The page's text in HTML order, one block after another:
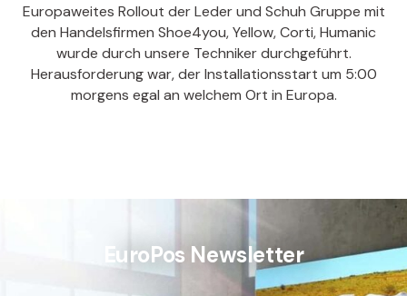
Europaweites Rollout der Leder und Schuh Gruppe mit
den Handelsfirmen Shoe4you, Yellow, Corti, Humanic
wurde durch unsere Techniker durchgeführt.
Herausforderung war, der Installationsstart um 5:00
morgens egal an welchem Ort in Europa.
EuroPos Newsletter